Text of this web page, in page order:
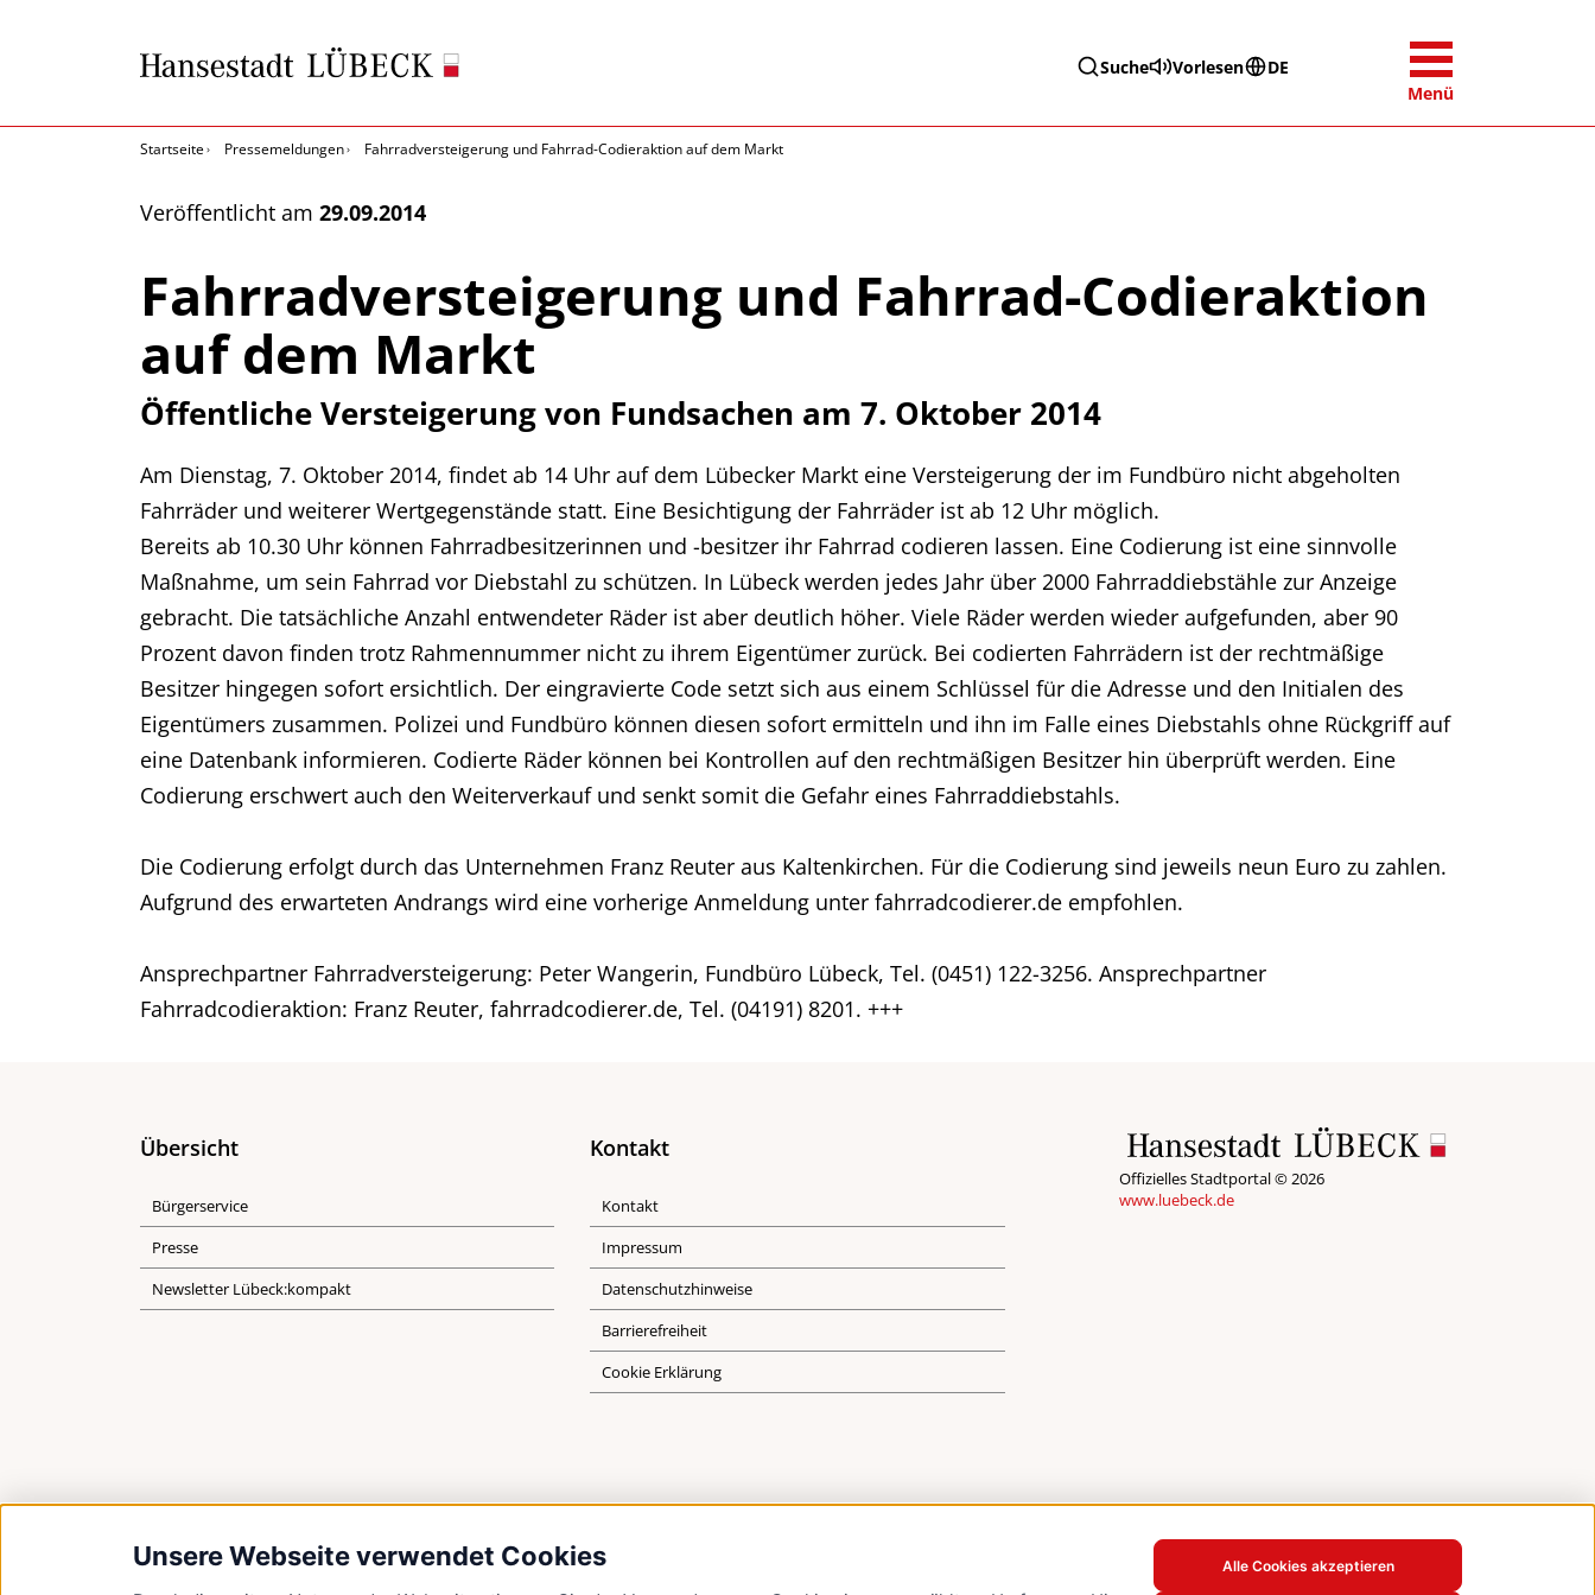
Unsere Webseite verwendet Cookies Alle Cookies akzeptieren
Suche Vorlesen
DE
Menü
Startseite Pressemeldungen Fahrradversteigerung und Fahrrad-Codieraktion auf dem Markt
Veröffentlicht am 29.09.2014
Fahrradversteigerung und Fahrrad-Codieraktion
auf dem Markt
Öffentliche Versteigerung von Fundsachen am 7. Oktober 2014
Am Dienstag, 7. Oktober 2014, findet ab 14 Uhr auf dem Lübecker Markt eine Versteigerung der im Fundbüro nicht abgeholten
Fahrräder und weiterer Wertgegenstände statt. Eine Besichtigung der Fahrräder ist ab 12 Uhr möglich.
Bereits ab 10.30 Uhr können Fahrradbesitzerinnen und -besitzer ihr Fahrrad codieren lassen. Eine Codierung ist eine sinnvolle
Maßnahme, um sein Fahrrad vor Diebstahl zu schützen. In Lübeck werden jedes Jahr über 2000 Fahrraddiebstähle zur Anzeige
gebracht. Die tatsächliche Anzahl entwendeter Räder ist aber deutlich höher. Viele Räder werden wieder aufgefunden, aber 90
Prozent davon finden trotz Rahmennummer nicht zu ihrem Eigentümer zurück. Bei codierten Fahrrädern ist der rechtmäßige
Besitzer hingegen sofort ersichtlich. Der eingravierte Code setzt sich aus einem Schlüssel für die Adresse und den Initialen des
Eigentümers zusammen. Polizei und Fundbüro können diesen sofort ermitteln und ihn im Falle eines Diebstahls ohne Rückgriff auf
eine Datenbank informieren. Codierte Räder können bei Kontrollen auf den rechtmäßigen Besitzer hin überprüft werden. Eine
Codierung erschwert auch den Weiterverkauf und senkt somit die Gefahr eines Fahrraddiebstahls.
Die Codierung erfolgt durch das Unternehmen Franz Reuter aus Kaltenkirchen. Für die Codierung sind jeweils neun Euro zu zahlen.
Aufgrund des erwarteten Andrangs wird eine vorherige Anmeldung unter fahrradcodierer.de empfohlen.
Ansprechpartner Fahrradversteigerung: Peter Wangerin, Fundbüro Lübeck, Tel. (0451) 122-3256. Ansprechpartner
Fahrradcodieraktion: Franz Reuter, fahrradcodierer.de, Tel. (04191) 8201. +++
Übersicht
Bürgerservice
Presse
Newsletter Lübeck:kompakt
Kontakt
Kontakt
Impressum
Datenschutzhinweise
Barrierefreiheit
Cookie Erklärung
Offizielles Stadtportal © 2026
www.luebeck.de